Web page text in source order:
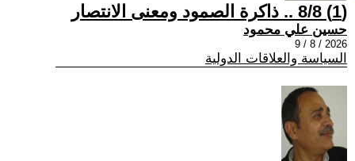
(1) 8/8 .. ذاكرة الصمود ومعنى الانتصار
حسين علي محمود
2026 / 8 / 9
السياسة والعلاقات الدولية